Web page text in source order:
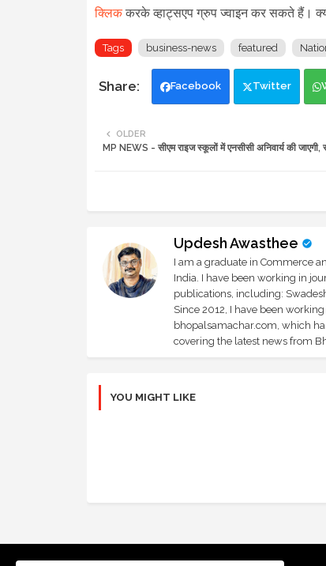
क्लिककरके व्हाट्सएप ग्रुप ज्वाइन कर सकते हैं।
Tags business-news featured
Facebook Twitter
OLDER
MP NEWS - सीएम राइज स्कूलों में एनसीसी अनिवार्य की जाएगी,
Updesh Awasthee
I am a graduate in Commerce
India. I have been working in
publications, including:
Since 2012, I have been
bhopalsamachar.com, which
covering the latest news from
YOU MIGHT LIKE